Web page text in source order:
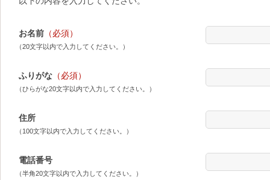
お名前 （必須）
（20文字以内で入力してください。）
ふりがな （必須）
（ひらがな20文字以内で入力してください。）
住所
（100文字以内で入力してください。）
電話番号
（半角20文字以内で入力してください。）